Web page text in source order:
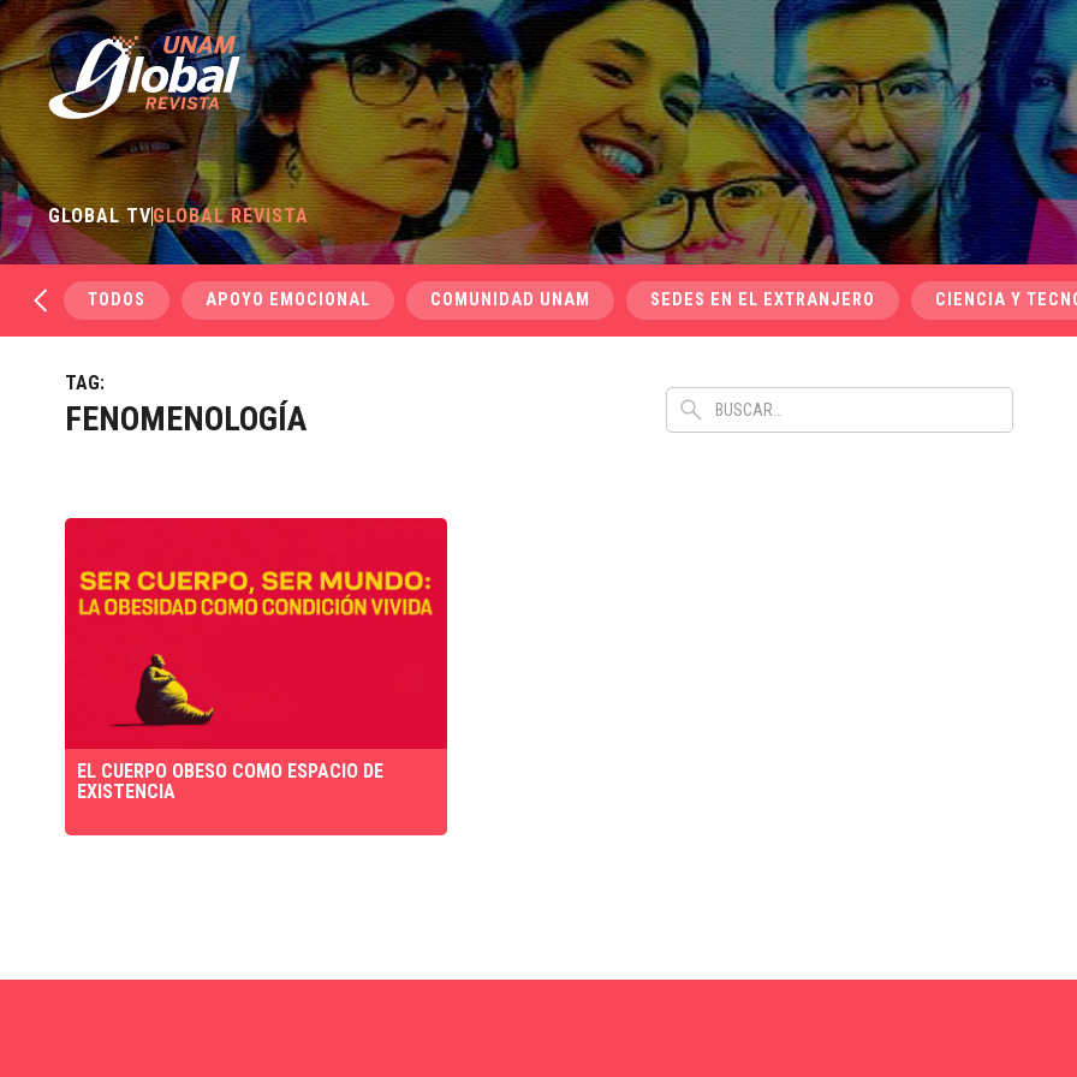
GLOBAL TVGLOBAL REVISTA
TODOS APOYO EMOCIONAL COMUNIDAD UNAM SEDES EN EL EXTRANJERO CIENCIA Y
TAG:
FENOMENOLOGÍA
EL CUERPO OBESO COMO ESPACIO DE
EXISTENCIA